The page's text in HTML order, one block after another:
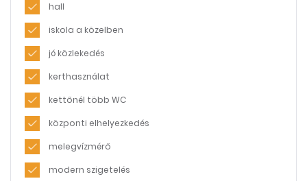
hall
iskola a közelben
jó közlekedés
kerthasználat
kettőnél több WC
központi elhelyezkedés
melegvízmérő
modern szigetelés